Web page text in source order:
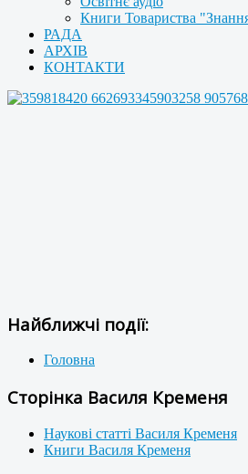
Книги Товариства
РАДА
АРХІВ
КОНТАКТИ
Найближчі події:
Головна
Сторінка Василя Кременя
Наукові статті Василя Кременя
Книги Василя Кременя